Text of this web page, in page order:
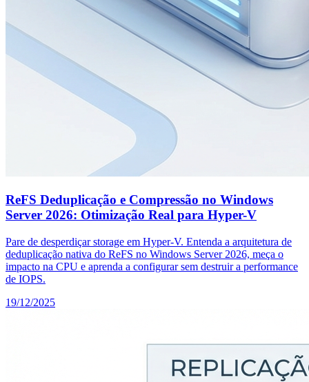
ReFS Deduplicação e Compressão no Windows
Server 2026: Otimização Real para Hyper-V
Pare de desperdiçar storage em Hyper-V. Entenda a arquitetura de
deduplicação nativa do ReFS no Windows Server 2026, meça o
impacto na CPU e aprenda a configurar sem destruir a performance
de IOPS.
19/12/2025